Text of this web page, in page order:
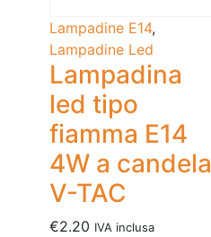
Lampadine E14,
Lampadine Led
Lampadina
led tipo
fiamma E14
4W a candela
V-TAC
€2.20 IVA inclusa